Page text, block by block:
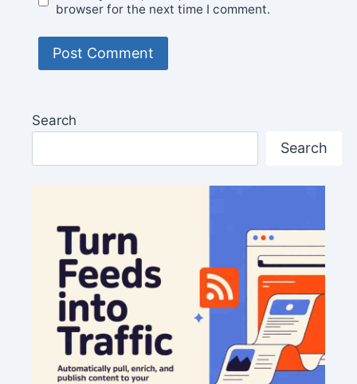
browser for the next time I comment.
Search
Search